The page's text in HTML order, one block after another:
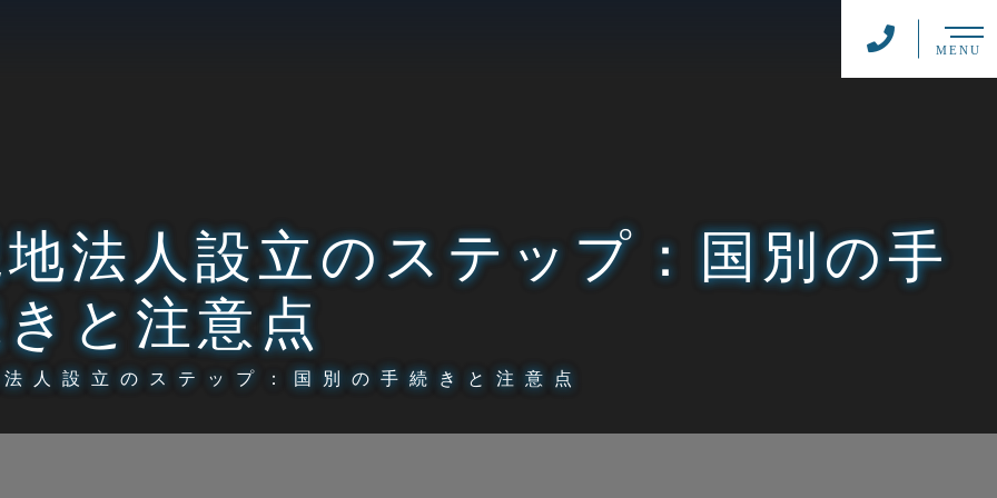
MENU
法人設立のステップ：国別の手
と注意点
人設立のステップ：国別の手続きと注意点